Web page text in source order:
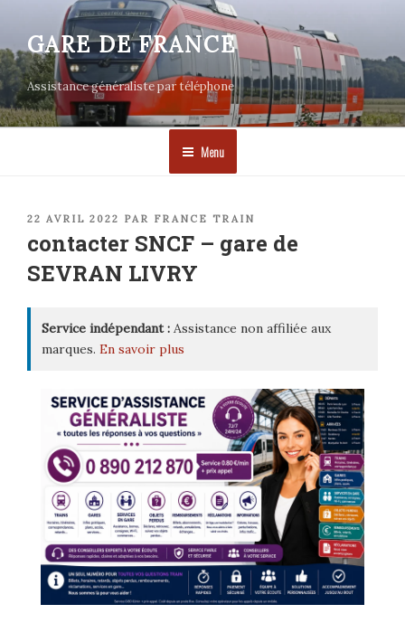
contenu
principal
GARE DE FRANCE
Assistance généraliste par téléphone
Menu
PUBLIÉ
22 AVRIL 2022 PAR FRANCE TRAIN
contacter SNCF – gare de
SEVRAN LIVRY
Service indépendant : Assistance non affiliée aux
marques. En savoir plus